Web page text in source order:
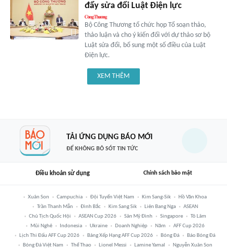
đẩy sửa đổi Luật Điện lực
Bộ Công Thương tổ chức họp Tổ soạn thảo,
thảo luận và cho ý kiến đối với dự thảo sơ bộ
Luật sửa đổi, bổ sung một số điều của Luật
Điện lực.
XEM THÊM
TẢI ỨNG DỤNG BÁO MỚI
ĐỂ KHÔNG BỎ SÓT TIN TỨC
Điều khoản sử dụng Chính sách bảo mật
Xuân Son Campuchia Đội Tuyển Việt Nam Kim Sang-Sik
Hồ Văn Khoa
Trần Thanh Mẫn
Đình Bắc Kim Sang Sik Liên Bang Nga
ASEAN
Chủ Tịch Quốc Hội
ASEAN Cup 2026 Sân Mỹ Đình Singapore
Tô Lâm
Mũi Nghê
Indonesia Ukraine Doanh Nghiệp Năm
AFF Cup 2026
Lịch Thi Đấu AFF Cup 2026
Bảng Xếp Hạng AFF Cup 2026 Bóng Đá
Báo Bóng Đá
Bóng Đá Việt Nam
Thể Thao Lionel Messi Lamine Yamal Nguyễn Xuân Son